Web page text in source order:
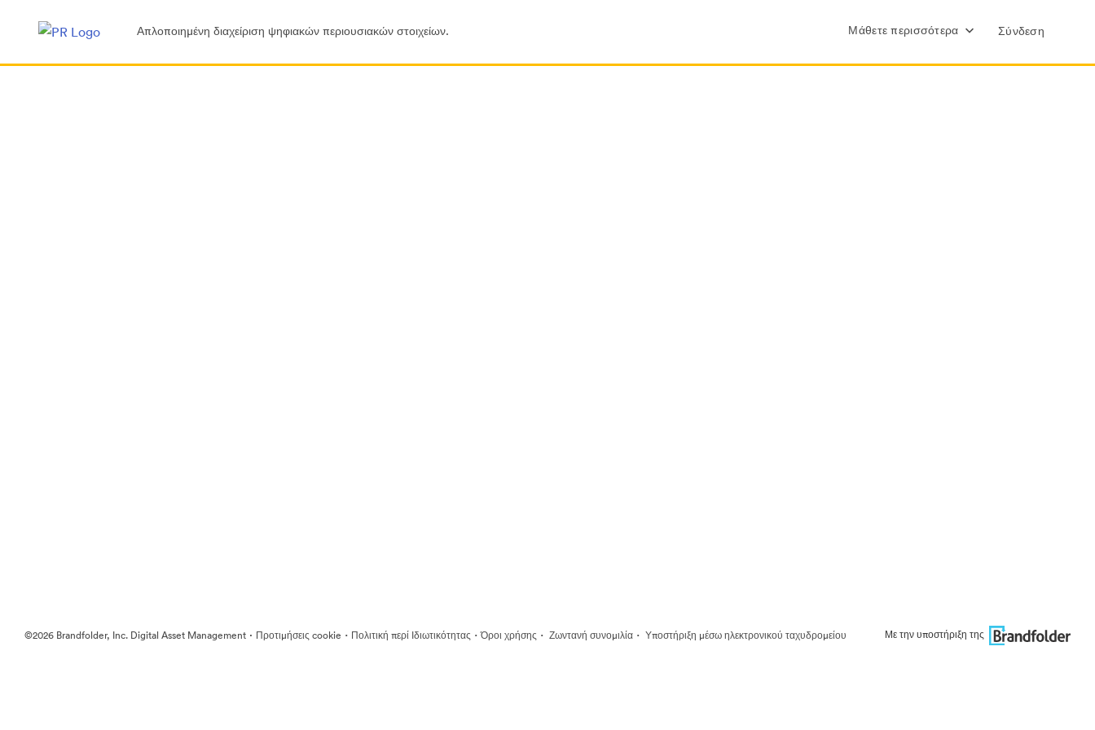
Απλοποιημένη διαχείριση ψηφιακών περιουσιακών στοιχείων. Μάθετε περισσότερα Σύνδεση
©2026 Brandfolder, Inc. Digital Asset Management · Προτιμήσεις cookie · Πολιτική περί Ιδιωτικότητας ·Όροι χρήσης · Ζωντανή συνομιλία · Υποστήριξη μέσω ηλεκτρονικού ταχυδρομείου Με την υποστήριξη της